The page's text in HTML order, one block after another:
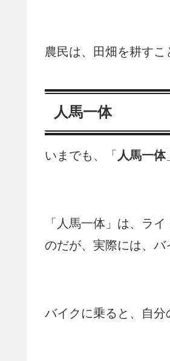
農民は、田畑を耕すこ
人馬一体
いまでも、「 人馬一体
「人馬一体」は、ラ
のだが、実際には、バ
バイクに乗ると、自分